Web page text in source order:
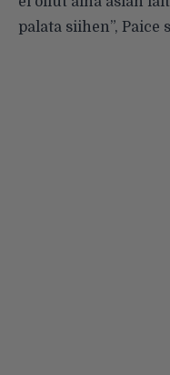
palata siihen”, Paice